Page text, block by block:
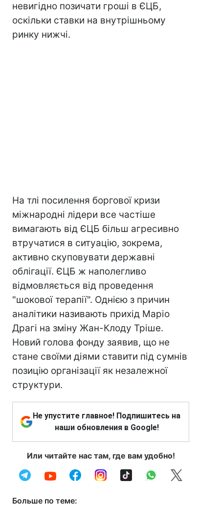
невигідно позичати гроші в ЄЦБ,
оскільки ставки на внутрішньому
ринку нижчі.
На тлі посилення боргової кризи
міжнародні лідери все частіше
вимагають від ЄЦБ більш агресивно
втручатися в ситуацію, зокрема,
активно скуповувати державні
облігації. ЄЦБ ж наполегливо
відмовляється від проведення
"шокової терапії". Однією з причин
аналітики називають прихід Маріо
Драгі на зміну Жан-Клоду Тріше.
Новий голова фонду заявив, що не
стане своїми діями ставити під сумнів
позицію організації як незалежної
структури.
Не упустите главное! Подпишитесь на
наши обновления в Google!
Или читайте нас там, где вам удобно!
Больше по теме: